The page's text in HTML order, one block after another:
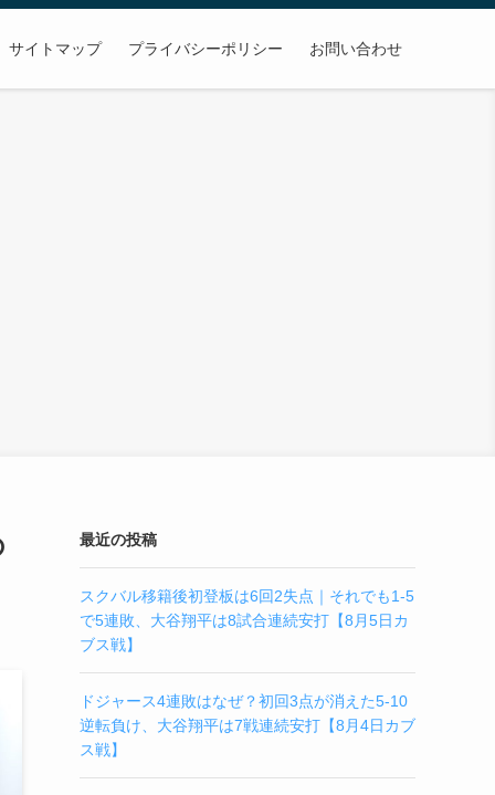
サイトマップ プライバシーポリシー お問い合わせ
最近の投稿
スクバル移籍後初登板は6回2失点｜それでも1-5
で5連敗、大谷翔平は8試合連続安打【8月5日カ
ブス戦】
ドジャース4連敗はなぜ？初回3点が消えた5-10
逆転負け、大谷翔平は7戦連続安打【8月4日カブ
ス戦】